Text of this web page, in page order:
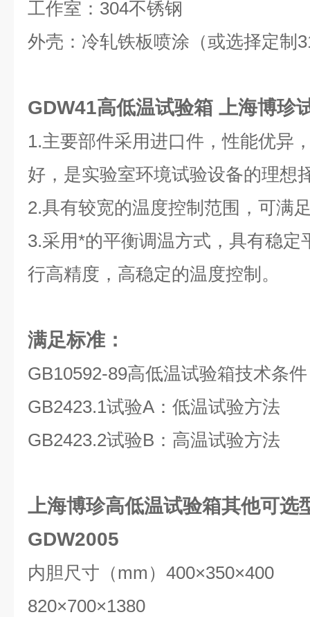
工作室：304不锈钢
外壳：冷轧铁板喷涂（或选择定制
GDW41高低温试验箱 上海博珍
1.主要部件采用进口件，性能优异
好，是实验室环境试验设备的理想
2.具有较宽的温度控制范围，可满
3.采用*的平衡调温方式，具有稳定
行高精度，高稳定的温度控制。
满足标准：
GB10592-89高低温试验箱技术条件
GB2423.1试验A：低温试验方法
GB2423.2试验B：高温试验方法
上海博珍高低温试验箱其他可选
GDW2005
内胆尺寸（mm）400×350×400
820×700×1380